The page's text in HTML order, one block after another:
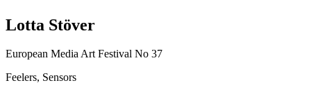
Lotta Stöver
European Media Art Festival No 37
Feelers, Sensors